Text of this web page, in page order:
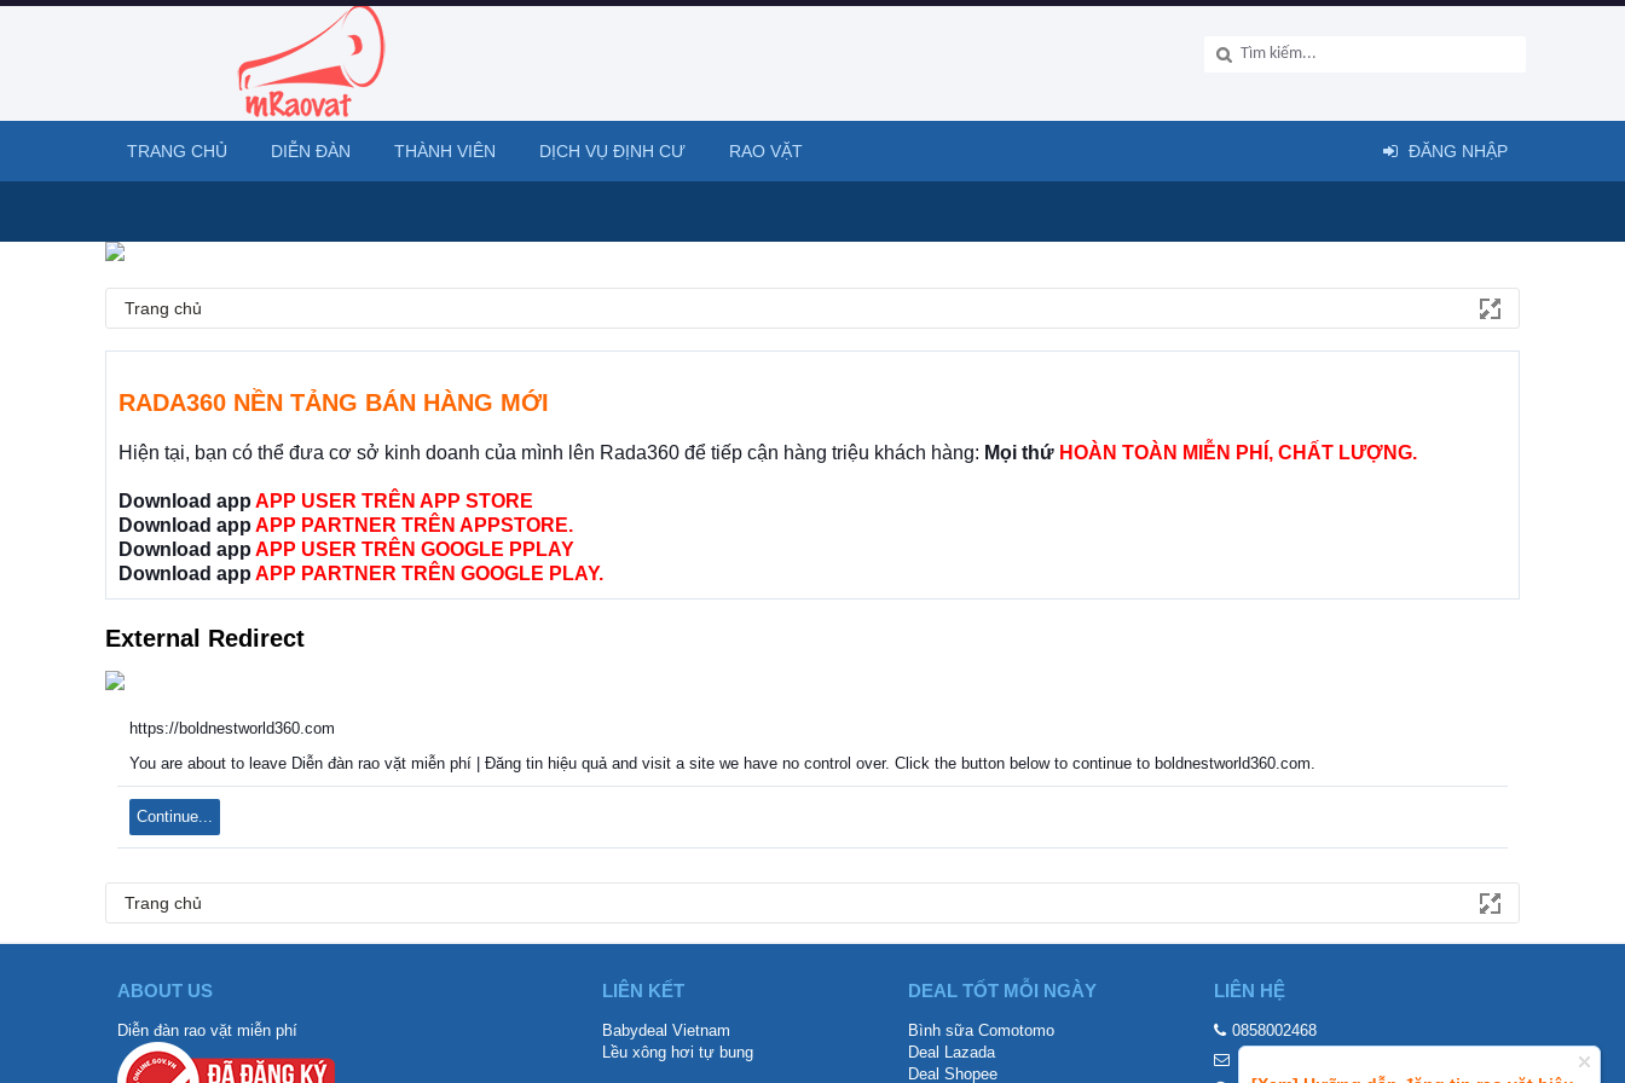
Trang chủ
RADA360 NỀN TẢNG BÁN HÀNG MỚI
Hiện tại, bạn có thể đưa cơ sở kinh doanh của mình lên Rada360 để tiếp cận hàng triệu khách hàng: Mọi thứ HOÀN TOÀN MIỄN PHÍ, CHẤT LƯỢNG.
Download app APP USER TRÊN APP STORE
Download app APP PARTNER TRÊN APPSTORE.
Download app APP USER TRÊN GOOGLE PPLAY
Download app APP PARTNER TRÊN GOOGLE PLAY.
External Redirect
https://boldnestworld360.com
You are about to leave Diễn đàn rao vặt miễn phí | Đăng tin hiệu quả and visit a site we have no control over. Click the button below to continue to boldnestworld360.com.
Continue...
Trang chủ
TRANG CHỦ DIỄN ĐÀN THÀNH VIÊN DỊCH VỤ ĐỊNH CƯ RAO VẶT ĐĂNG NHẬP
ABOUT US
Diễn đàn rao vặt miễn phí
LIÊN KẾT
Babydeal Vietnam
Lều xông hơi tự bung
DEAL TỐT MỖI NGÀY
Bình sữa Comotomo
Deal Lazada
Deal Shopee
LIÊN HỆ
0858002468